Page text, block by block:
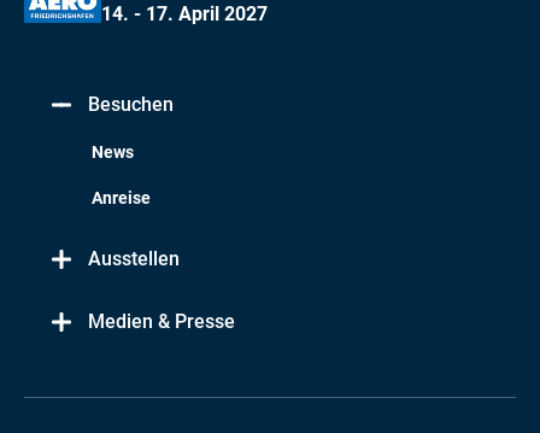
14. - 17. April 2027
Besuchen
News
Anreise
Ausstellen
Medien & Presse